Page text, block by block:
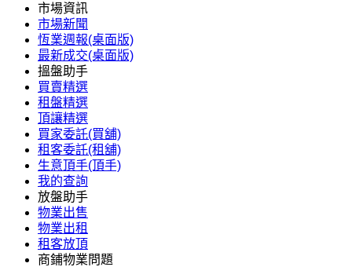
市場資訊
市場新聞
恆業週報(桌面版)
最新成交(桌面版)
搵盤助手
買賣精選
租盤精選
頂讓精選
買家委託(買舖)
租客委託(租舖)
生意頂手(頂手)
我的查詢
放盤助手
物業出售
物業出租
租客放頂
商鋪物業問題